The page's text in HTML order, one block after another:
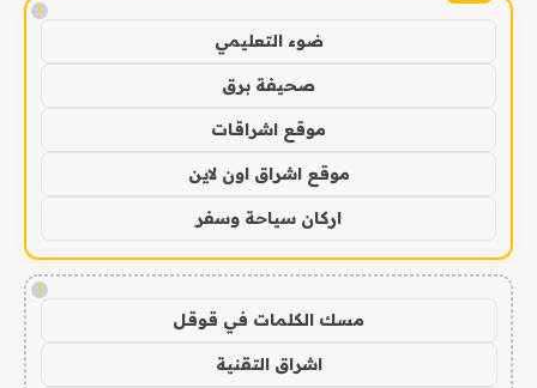
!
ضوء التعليمي
صحيفة برق
موقع اشراقات
موقع اشراق اون لاين
اركان سياحة وسفر
!
مسك الكلمات في قوقل
اشراق التقنية